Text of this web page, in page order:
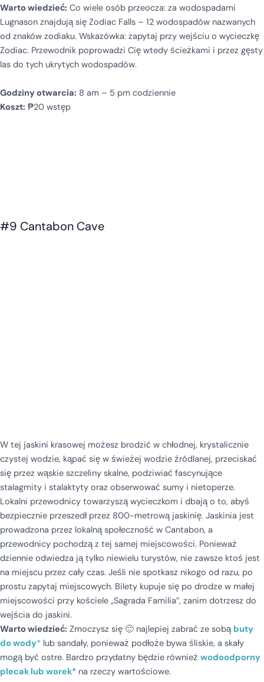
Warto wiedzieć: Co wiele osób przeocza: za wodospadami
Lugnason znajdują się Zodiac Falls – 12 wodospadów nazwanych
od znaków zodiaku. Wskazówka: zapytaj przy wejściu o wycieczkę
Zodiac. Przewodnik poprowadzi Cię wtedy ścieżkami i przez gęsty
las do tych ukrytych wodospadów.
Godziny otwarcia: 8 am – 5 pm codziennie
Koszt: ₱20 wstęp
#9 Cantabon Cave
W tej jaskini krasowej możesz brodzić w chłodnej, krystalicznie
czystej wodzie, kąpać się w świeżej wodzie źródlanej, przeciskać
się przez wąskie szczeliny skalne, podziwiać fascynujące
stalagmity i stalaktyty oraz obserwować sumy i nietoperze.
Lokalni przewodnicy towarzyszą wycieczkom i dbają o to, abyś
bezpiecznie przeszedł przez 800-metrową jaskinię. Jaskinia jest
prowadzona przez lokalną społeczność w Cantabon, a
przewodnicy pochodzą z tej samej miejscowości. Ponieważ
dziennie odwiedza ją tylko niewielu turystów, nie zawsze ktoś jest
na miejscu przez cały czas. Jeśli nie spotkasz nikogo od razu, po
prostu zapytaj miejscowych. Bilety kupuje się po drodze w małej
miejscowości przy kościele „Sagrada Familia”, zanim dotrzesz do
wejścia do jaskini.
Warto wiedzieć: Zmoczysz się 🙂 najlepiej zabrać ze sobą buty
do wody* lub sandały, ponieważ podłoże bywa śliskie, a skały
mogą być ostre. Bardzo przydatny będzie również wodoodporny
plecak lub worek* na rzeczy wartościowe.